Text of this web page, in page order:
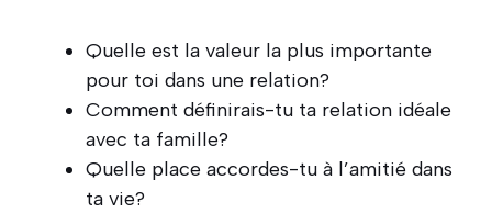
Quelle est la valeur la plus importante
pour toi dans une relation?
Comment définirais-tu ta relation idéale
avec ta famille?
Quelle place accordes-tu à l’amitié dans
ta vie?